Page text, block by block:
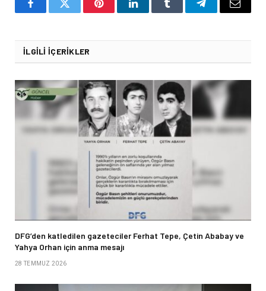
FacebookTwitter PinterestLinkedInTumblr TelegramEmail
İLGILI İÇERIKLER
DFG’den katledilen gazeteciler Ferhat Tepe, Çetin Ababay ve
Yahya Orhan için anma mesajı
28 TEMMUZ 2026